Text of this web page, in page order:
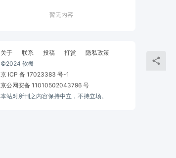
暂无内容
关于 联系 投稿 打赏
隐私政策
©2024 软餐
京 ICP 备 17023383 号-1
京公网安备 11010502043796 号
本站对所刊之内容保持中立，不持立场。